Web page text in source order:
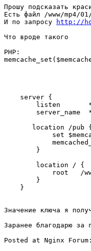
Прошу подсказать
Есть файл /www/mp4/
И по запросу
http://
Что вроде такого
PHP:
    }
Значение ключа я
Заранее благодарю за
Posted at Nginx